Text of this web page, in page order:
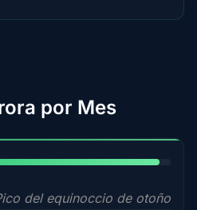
por Mes
del equinoccio de otoño